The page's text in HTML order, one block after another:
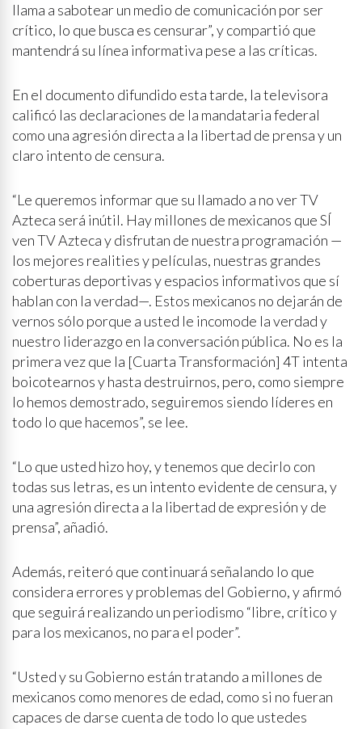
llama a sabotear un medio de comunicación por ser
crítico, lo que busca es censurar”, y compartió que
mantendrá su línea informativa pese a las críticas.
En el documento difundido esta tarde, la televisora
calificó las declaraciones de la mandataria federal
como una agresión directa a la libertad de prensa y un
claro intento de censura.
“Le queremos informar que su llamado a no ver TV
Azteca será inútil. Hay millones de mexicanos que SÍ
ven TV Azteca y disfrutan de nuestra programación —
los mejores realities y películas, nuestras grandes
coberturas deportivas y espacios informativos que sí
hablan con la verdad—. Estos mexicanos no dejarán de
vernos sólo porque a usted le incomode la verdad y
nuestro liderazgo en la conversación pública. No es la
primera vez que la [Cuarta Transformación] 4T intenta
boicotearnos y hasta destruirnos, pero, como siempre
lo hemos demostrado, seguiremos siendo líderes en
todo lo que hacemos”, se lee.
“Lo que usted hizo hoy, y tenemos que decirlo con
todas sus letras, es un intento evidente de censura, y
una agresión directa a la libertad de expresión y de
prensa”, añadió.
Además, reiteró que continuará señalando lo que
considera errores y problemas del Gobierno, y afirmó
que seguirá realizando un periodismo “libre, crítico y
para los mexicanos, no para el poder”.
“Usted y su Gobierno están tratando a millones de
mexicanos como menores de edad, como si no fueran
capaces de darse cuenta de todo lo que ustedes